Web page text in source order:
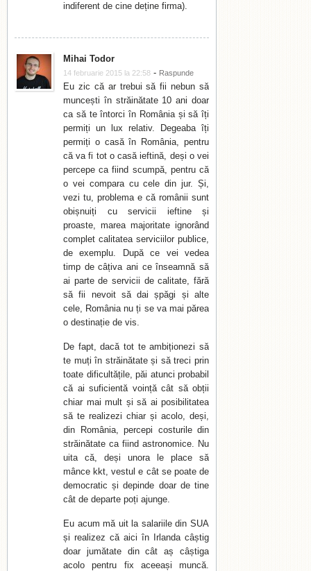
indiferent de cine deține firma).
Mihai Todor
14 februarie 2015 la 22:58 - Raspunde
Eu zic că ar trebui să fii nebun să
muncești în străinătate 10 ani doar
ca să te întorci în România și să îți
permiți un lux relativ. Degeaba îți
permiți o casă în România, pentru
că va fi tot o casă ieftină, deși o vei
percepe ca fiind scumpă, pentru că
o vei compara cu cele din jur. Și,
vezi tu, problema e că românii sunt
obișnuiți cu servicii ieftine și
proaste, marea majoritate ignorând
complet calitatea serviciilor publice,
de exemplu. După ce vei vedea
timp de câțiva ani ce înseamnă să
ai parte de servicii de calitate, fără
să fii nevoit să dai șpăgi și alte
cele, România nu ți se va mai părea
o destinație de vis.
De fapt, dacă tot te ambiționezi să
te muți în străinătate și să treci prin
toate dificultățile, păi atunci probabil
că ai suficientă voință cât să obții
chiar mai mult și să ai posibilitatea
să te realizezi chiar și acolo, deși,
din România, percepi costurile din
străinătate ca fiind astronomice. Nu
uita că, deși unora le place să
mânce kkt, vestul e cât se poate de
democratic și depinde doar de tine
cât de departe poți ajunge.
Eu acum mă uit la salariile din SUA
și realizez că aici în Irlanda câștig
doar jumătate din cât aș câștiga
acolo pentru fix aceeași muncă.